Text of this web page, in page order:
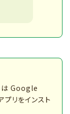
は Google
プリをインスト